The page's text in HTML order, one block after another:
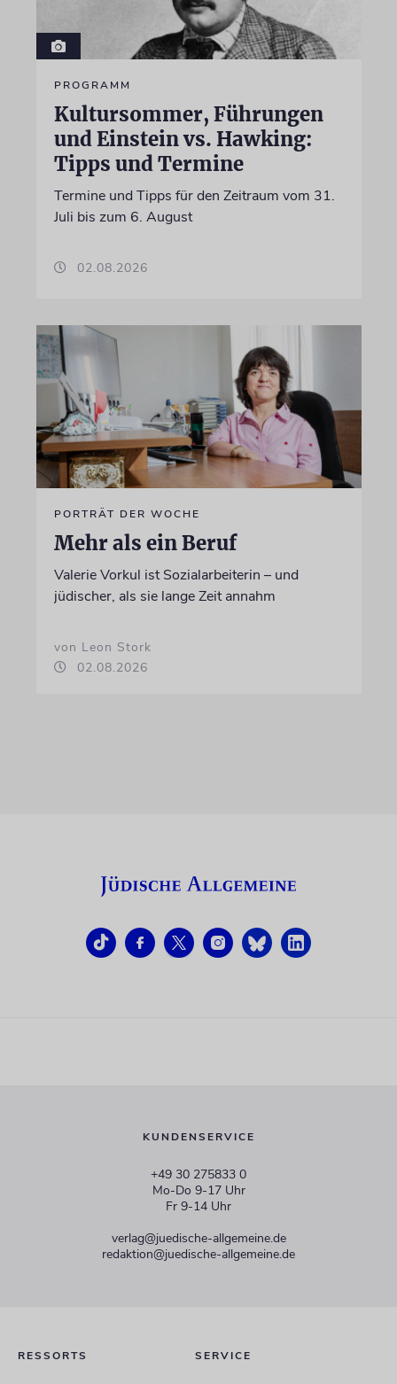
PROGRAMM
Kultursommer, Führungen
und Einstein vs. Hawking:
Tipps und Termine
Termine und Tipps für den Zeitraum vom 31.
Juli bis zum 6. August
02.08.2026
PORTRÄT DER WOCHE
Mehr als ein Beruf
Valerie Vorkul ist Sozialarbeiterin – und
jüdischer, als sie lange Zeit annahm
von Leon Stork
02.08.2026
KUNDENSERVICE
+49 30 275833 0
Mo-Do 9-17 Uhr
Fr 9-14 Uhr
verlag@juedische-allgemeine.de
redaktion@juedische-allgemeine.de
RESSORTS SERVICE